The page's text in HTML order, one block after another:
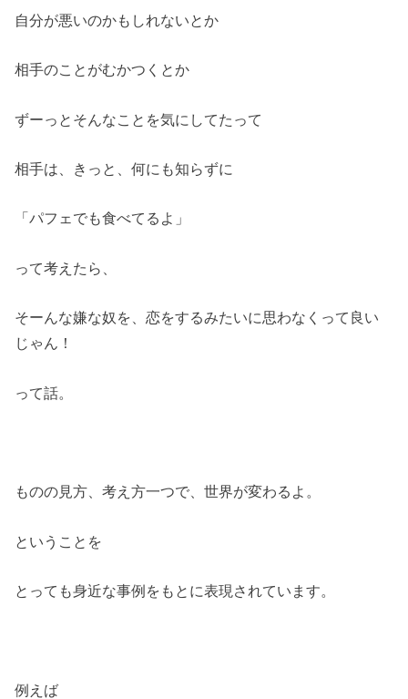
自分が悪いのかもしれないとか
相手のことがむかつくとか
ずーっとそんなことを気にしてたって
相手は、きっと、何にも知らずに
「パフェでも食べてるよ」
って考えたら、
そーんな嫌な奴を、恋をするみたいに思わなくって良い
じゃん！
って話。
ものの見方、考え方一つで、世界が変わるよ。
ということを
とっても身近な事例をもとに表現されています。
例えば